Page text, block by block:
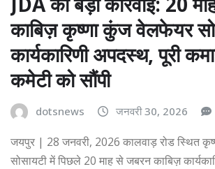
काबिज़ कृष्णा कुंज वेलफेयर
कार्यकारिणी अपदस्थ, पूरी
कमेटी को सौंपी
dotsnews जनवरी 30, 2026
जयपुर | 28 जनवरी, 2026 कालवाड़ रोड स्थित
सोसायटी में पिछले 20 माह से जबरन काबिज़